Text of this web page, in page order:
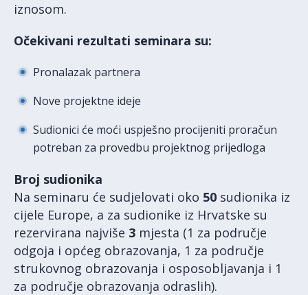
iznosom.
Očekivani rezultati seminara su:
Pronalazak partnera
Nove projektne ideje
Sudionici će moći uspješno procijeniti proračun
potreban za provedbu projektnog prijedloga
Broj sudionika
Na seminaru će sudjelovati oko 50 sudionika iz
cijele Europe, a za sudionike iz Hrvatske su
rezervirana najviše 3 mjesta (1 za područje
odgoja i općeg obrazovanja, 1 za područje
strukovnog obrazovanja i osposobljavanja i 1
za područje obrazovanja odraslih).